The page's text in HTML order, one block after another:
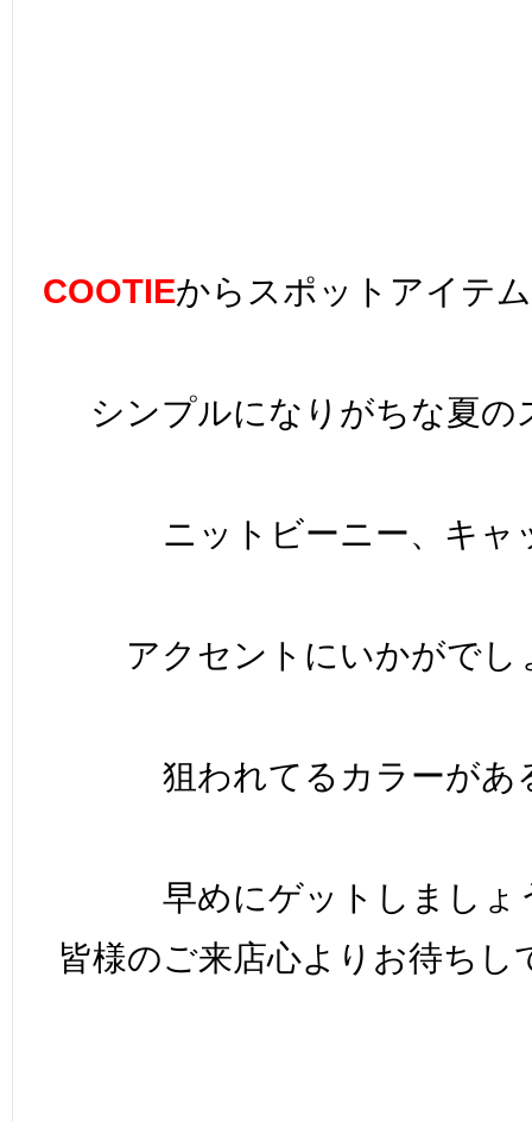
COOTIEからスポットアイテ
シンプルになりがちな夏の
ニットビーニー、キャ
アクセントにいかがでし
狙われてるカラーがあ
早めにゲットしましょ
皆様のご来店心よりお待ちし